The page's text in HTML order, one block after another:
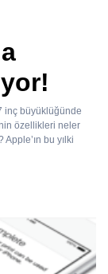
inç büyüklüğünde
özellikleri neler
bu yılki